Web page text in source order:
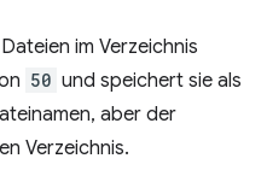
im Verzeichnis
50 und speichert sie als
aber der
Verzeichnis.